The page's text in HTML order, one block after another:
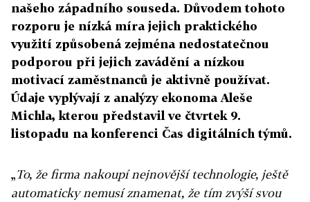
našeho západního souseda. Důvodem tohoto
rozporu je nízká míra jejich praktického
využití způsobená zejména nedostatečnou
podporou při jejich zavádění a nízkou
motivací zaměstnanců je aktivně používat.
Údaje vyplývají z analýzy ekonoma Aleše
Michla, kterou představil ve čtvrtek 9.
listopadu na konferenci Čas digitálních týmů.
„To, že firma nakoupí nejnovější technologie, ještě
automaticky nemusí znamenat, že tím zvýší svou